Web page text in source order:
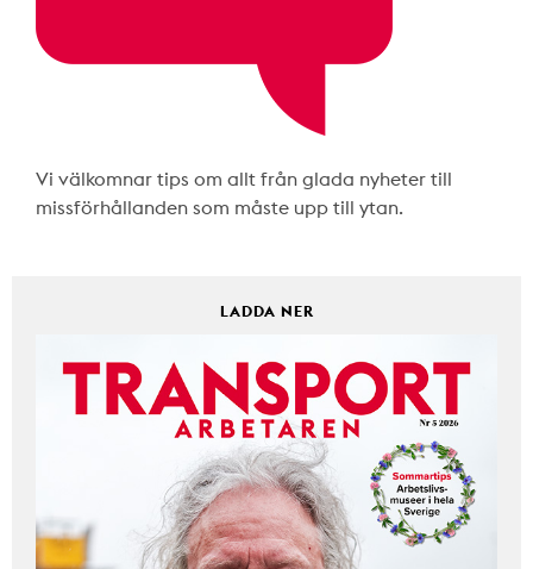
Vi välkomnar tips om allt från glada nyheter till
missförhållanden som måste upp till ytan.
LADDA NER